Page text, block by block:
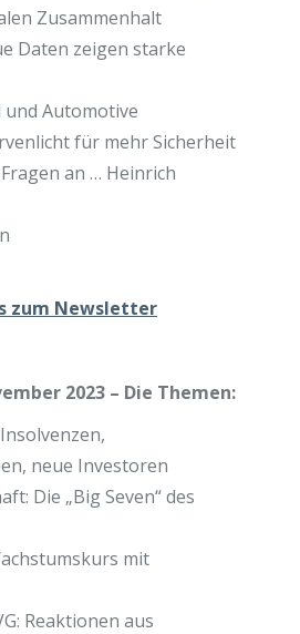
Zusammenhalt
Daten zeigen starke
und Automotive
für mehr Sicherheit
an … Heinrich
zum Newsletter
2023 – Die Themen:
neue Investoren
Die „Big Seven“ des
mit
Reaktionen aus